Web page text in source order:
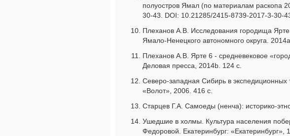
полуостров Ямал (по материалам раскопа
30-43. DOI: 10.21285/2415-8739-2017-3-30-
Плеханов А.В. Исследования городища
Ямало-Ненецкого автономного округа.
Плеханов А.В. Ярте 6 - средневековое
Деловая пресса, 2014b. 124 с.
Северо-западная Сибирь в
«Волот», 2006. 416 с.
Старцев Г.А. Самоеды (ненча): историко-
Ушедшие в холмы. Культура населения
Федоровой. Екатеринбург: «Екатеринбург»,